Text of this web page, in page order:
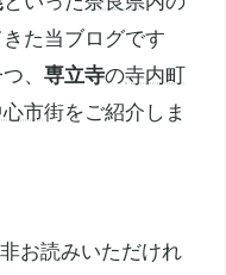
た当ブログです
、専立寺の寺内町
心市街をご紹介しま
お読みいただけれ